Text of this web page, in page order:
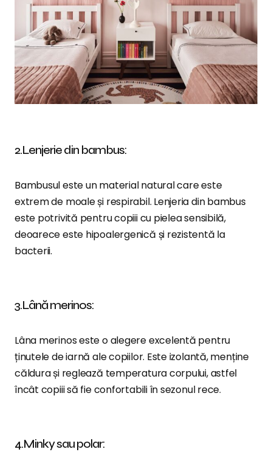
2.Lenjerie din bambus:
Bambusul este un material natural care este
extrem de moale și respirabil. Lenjeria din bambus
este potrivită pentru copiii cu pielea sensibilă,
deoarece este hipoalergenică și rezistentă la
bacterii.
3.Lână merinos:
Lâna merinos este o alegere excelentă pentru
ținutele de iarnă ale copiilor. Este izolantă, menține
căldura și reglează temperatura corpului, astfel
încât copiii să fie confortabili în sezonul rece.
4.Minky sau polar: